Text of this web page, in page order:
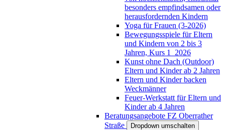
besonders empfindsamen oder
herausfordernden Kindern
Yoga für Frauen (3-2026)
Bewegungsspiele für Eltern
und Kindern von 2 bis 3
Jahren, Kurs 1_2026
Kunst ohne Dach (Outdoor)
Eltern und Kinder ab 2 Jahren
Eltern und Kinder backen
Weckmänner
Feuer-Werkstatt für Eltern und
Kinder ab 4 Jahren
Beratungsangebote FZ Oberrather
Straße
Dropdown umschalten